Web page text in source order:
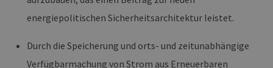
energiepolitischen Sicherheitsarchitektur leistet.
Durch die Speicherung und orts- und zeitunabhängige
Verfügbarmachung von Strom aus Erneuerbaren